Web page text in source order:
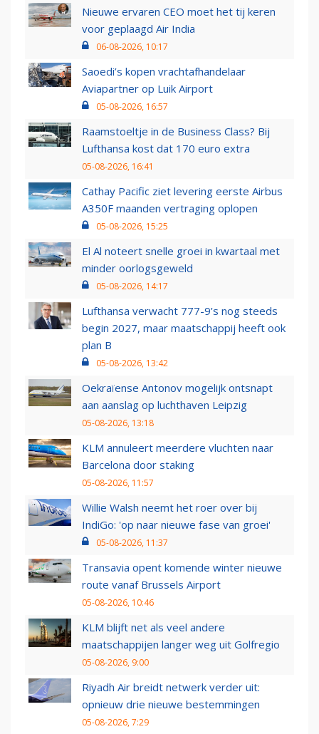
Nieuwe ervaren CEO moet het tij keren
voor geplaagd Air India
06-08-2026, 10:17
Saoedi’s kopen vrachtafhandelaar
Aviapartner op Luik Airport
05-08-2026, 16:57
Raamstoeltje in de Business Class? Bij
Lufthansa kost dat 170 euro extra
05-08-2026, 16:41
Cathay Pacific ziet levering eerste Airbus
A350F maanden vertraging oplopen
05-08-2026, 15:25
El Al noteert snelle groei in kwartaal met
minder oorlogsgeweld
05-08-2026, 14:17
Lufthansa verwacht 777-9’s nog steeds
begin 2027, maar maatschappij heeft ook
plan B
05-08-2026, 13:42
Oekraïense Antonov mogelijk ontsnapt
aan aanslag op luchthaven Leipzig
05-08-2026, 13:18
KLM annuleert meerdere vluchten naar
Barcelona door staking
05-08-2026, 11:57
Willie Walsh neemt het roer over bij
IndiGo: 'op naar nieuwe fase van groei'
05-08-2026, 11:37
Transavia opent komende winter nieuwe
route vanaf Brussels Airport
05-08-2026, 10:46
KLM blijft net als veel andere
maatschappijen langer weg uit Golfregio
05-08-2026, 9:00
Riyadh Air breidt netwerk verder uit:
opnieuw drie nieuwe bestemmingen
05-08-2026, 7:29